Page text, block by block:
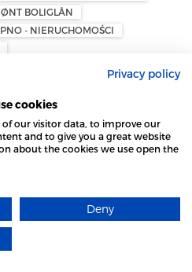
BOLIGLÅN
- NIERUCHOMOŚCI
SYSTEM UBEZPIECZEŃ
PRACOWNIKA W NORWEGII
— OTP
W NORWEGII
WYKORZYSTUJE PLIKI
SIĘ WIĘCEJ
Privacy policy
cookies
of our visitor data, to improve our
and to give you a great website
about the cookies we use open the
Deny